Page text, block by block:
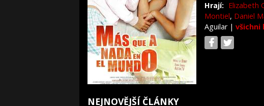
Hrají: Elizabeth
Montiel, Daniel
Aguilar | všichni
NEJNOVĚJŠÍ ČLÁNKY